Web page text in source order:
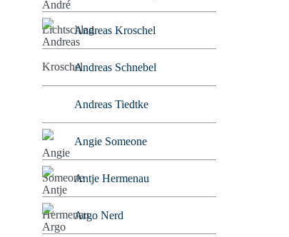
Andreas Kroschel
Andreas Schnebel
Andreas Tiedtke
Angie Someone
Antje Hermenau
Argo Nerd